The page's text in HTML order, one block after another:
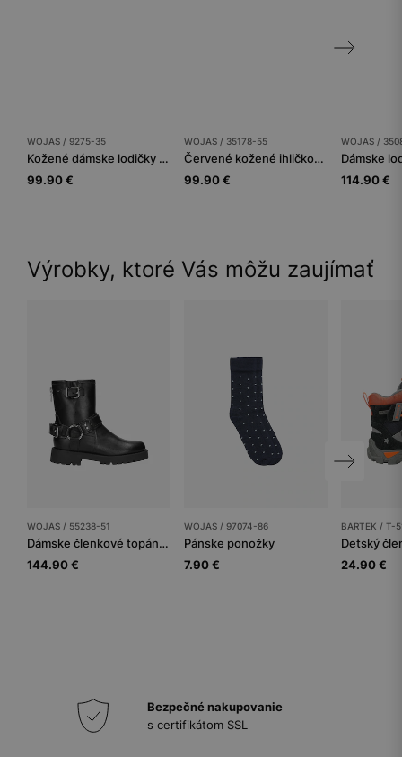
WOJAS / 9275-35
Kožené dámske lodičky vo výraznej červenej farbe
99.90 €
WOJAS / 35178-55
Červené kožené ihličkové topánky na zlatom podpätku
99.90 €
WOJAS /
114.90 €
Výrobky, ktoré Vás môžu zaujímať
WOJAS / 55238-51
Dámske členkové topánky
144.90 €
WOJAS / 97074-86
Pánske ponožky
7.90 €
BARTEK / T-
24.90 €
Bezpečné nakupovanie
s certifikátom SSL